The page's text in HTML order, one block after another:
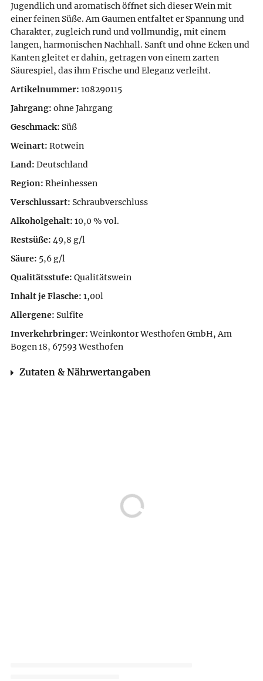
Jugendlich und aromatisch öffnet sich dieser Wein mit
einer feinen Süße. Am Gaumen entfaltet er Spannung und
Charakter, zugleich rund und vollmundig, mit einem
langen, harmonischen Nachhall. Sanft und ohne Ecken und
Kanten gleitet er dahin, getragen von einem zarten
Säurespiel, das ihm Frische und Eleganz verleiht.
Artikelnummer: 108290115
Jahrgang: ohne Jahrgang
Geschmack: Süß
Weinart: Rotwein
Land:Deutschland
Region: Rheinhessen
Verschlussart: Schraubverschluss
Alkoholgehalt: 10,0 % vol.
Restsüße: 49,8 g/l
Säure: 5,6 g/l
Qualitätsstufe: Qualitätswein
Inhalt je Flasche: 1,00l
Allergene: Sulfite
Inverkehrbringer:Weinkontor Westhofen GmbH, Am
Bogen 18, 67593 Westhofen
Zutaten & Nährwertangaben